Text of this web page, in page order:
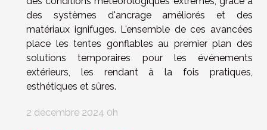
des systèmes d'ancrage améliorés et des
matériaux ignifuges. L'ensemble de ces avancées
place les tentes gonflables au premier plan des
solutions temporaires pour les événements
extérieurs, les rendant à la fois pratiques,
esthétiques et sûres.
2 décembre 2024 0h